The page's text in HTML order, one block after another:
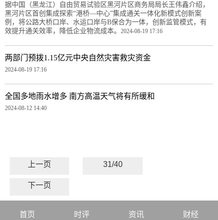
据中国（黑龙江）自由贸易试验区黑河片区商务局局长王伟鑫介绍，
黑河片区首创集成探索“港桥—中心”集成通关一体化新模式创新案
例，将公路大桥口岸、水运口岸与B保合为一体，创新监管模式，有
效提升通关效率，降低企业物流成本。 2024-08-19 17:16
两部门预拨1.15亿元中央自然灾害救灾资金
2024-08-19 17:16
全国多地雨水增多 南方高温天气将有所缓和
2024-08-12 14:40
上一页 31/40
下一页
首页 时评 资讯 财经